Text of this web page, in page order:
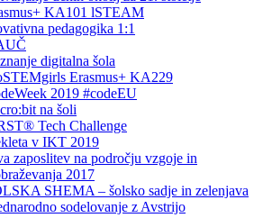
KA101 lSTEAM
pedagogika 1:1
digitalna šola
Erasmus+ KA229
2019 #codeEU
na šoli
Tech Challenge
v IKT 2019
zaposlitev na področju vzgoje in
2017
SHEMA – šolsko sadje in zelenjava
sodelovanje z Avstrijo